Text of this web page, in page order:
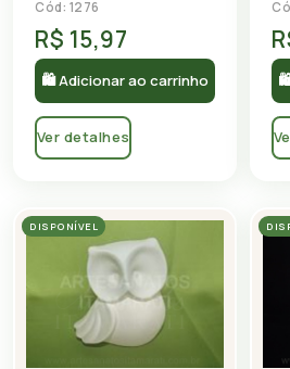
Cód: 1276
R$ 15,97
🛍 Adicionar ao carrinho
Ver detalhes
DISPONÍVEL